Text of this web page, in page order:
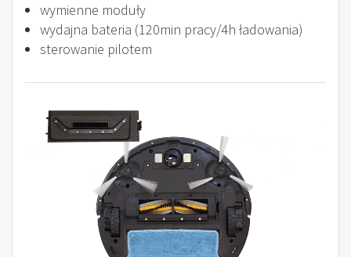
wymienne moduły
wydajna bateria (120min pracy/4h ładowania)
sterowanie pilotem